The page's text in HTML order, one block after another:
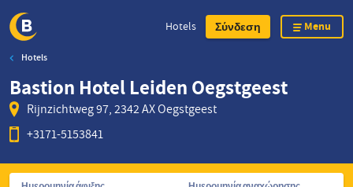
Skip
main
content
Hotels Σύνδεση Menu
Hotels
Bastion Hotel Leiden Oegstgeest
Rijnzichtweg 97, 2342 AX Oegstgeest
+3171-5153841
Αναζήτηση